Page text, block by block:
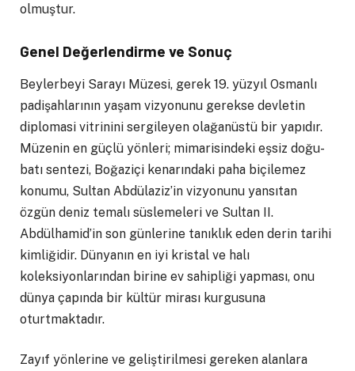
olmuştur.
Genel Değerlendirme ve Sonuç
Beylerbeyi Sarayı Müzesi, gerek 19. yüzyıl Osmanlı
padişahlarının yaşam vizyonunu gerekse devletin
diplomasi vitrinini sergileyen olağanüstü bir yapıdır.
Müzenin en güçlü yönleri; mimarisindeki eşsiz doğu-
batı sentezi, Boğaziçi kenarındaki paha biçilemez
konumu, Sultan Abdülaziz’in vizyonunu yansıtan
özgün deniz temalı süslemeleri ve Sultan II.
Abdülhamid’in son günlerine tanıklık eden derin tarihi
kimliğidir. Dünyanın en iyi kristal ve halı
koleksiyonlarından birine ev sahipliği yapması, onu
dünya çapında bir kültür mirası kurgusuna
oturtmaktadır.
Zayıf yönlerine ve geliştirilmesi gereken alanlara